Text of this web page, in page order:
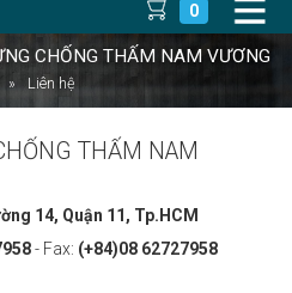
0
CHỐNG THẤM NAM VƯƠNG
Liên hệ
THẤM NAM
14, Quận 11, Tp.HCM
- Fax: (+84)08 62727958